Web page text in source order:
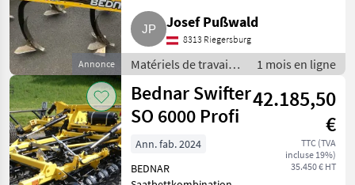
Annonce
Josef Pußwald
8313 Riegersburg
Matériels de travail
du sol /
Déchaumeurs
1 mois en ligne
Bednar Swifter
SO 6000 Profi
42.185,50
€
TTC (TVA
incluse 19%)
35.450 € HT
Ann. fab. 2024
BEDNAR